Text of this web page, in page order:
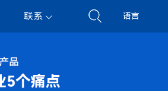
联系 语言